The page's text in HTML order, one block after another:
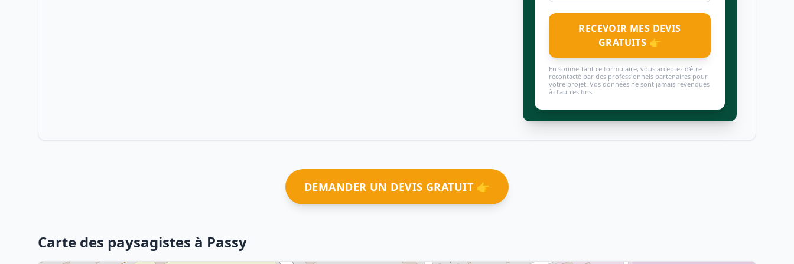
RECEVOIR MES DEVIS
GRATUITS 👉
En soumettant ce formulaire, vous acceptez d'être
recontacté par des professionnels partenaires pour
votre projet. Vos données ne sont jamais revendues
à d'autres fins.
DEMANDER UN DEVIS GRATUIT 👉
Carte des paysagistes à Passy